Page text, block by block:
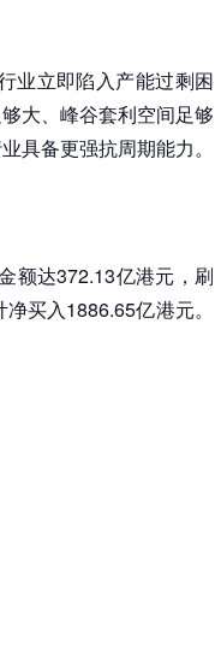
业立即陷入产能过剩困
大、峰谷套利空间足够
具备更强抗周期能力。
额达372.13亿港元，刷
买入1886.65亿港元。